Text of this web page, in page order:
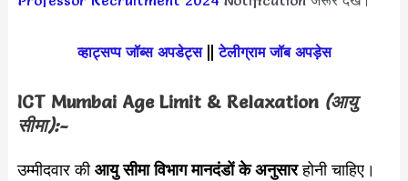
व्हाट्सप्प जॉब्स अपडेट्स||टेलीग्राम जॉब अपड़ेस
ICT Mumbai Age Limit & Relaxation (आयु
सीमा):-
उम्मीदवार कीआयु सीमा विभाग मानदंडों के अनुसारहोनी चाहिए।